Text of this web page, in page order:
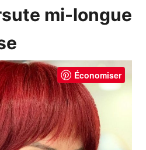
mi-longue
Économiser